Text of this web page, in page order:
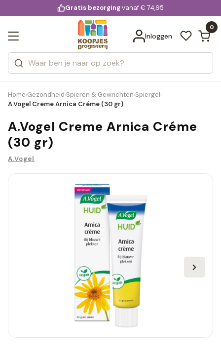
voor 20:00 uur besteld
Gratis bezorgingvanaf € 74,95
Inloggen
0
Zoeken
Categorieën
Merken
Bekijk alle resultaten
Home›Gezondheid›Spieren & Gewrichten›Spiergel›
A.Vogel Creme Arnica Créme (30 gr)
A.Vogel Creme Arnica Créme
(30 gr)
A.Vogel